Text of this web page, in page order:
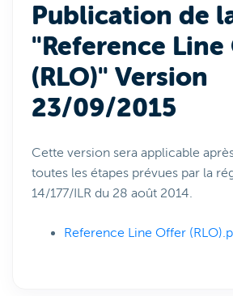
Publication de
"Reference
(RLO)" Version
23/09/2015
Cette version sera applicable
toutes les étapes prévues par la
14/177/ILR du 28 août 2014.
Reference Line Offer